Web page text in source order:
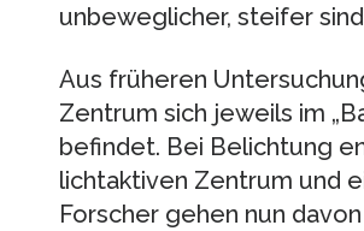
unbeweglicher, steifer
Aus früheren
Zentrum sich jeweils im
befindet. Bei Belichtung
lichtaktiven Zentrum und
Forscher gehen nun